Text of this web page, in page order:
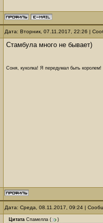
Дата: Вторник, 07.11.2017, 22:26 |
Стамбула много не бывает)
Соня, куколка! Я передумал быть
Дата: Среда, 08.11.2017, 09:24 |
Цитата Спамелла (
)